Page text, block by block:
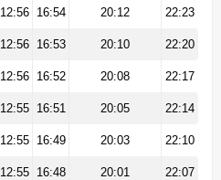
12:56 16:54 20:12 22:23
12:56 16:53 20:10 22:20
12:56 16:52 20:08 22:17
12:55 16:51 20:05 22:14
12:55 16:49 20:03 22:10
12:55 16:48 20:01 22:07